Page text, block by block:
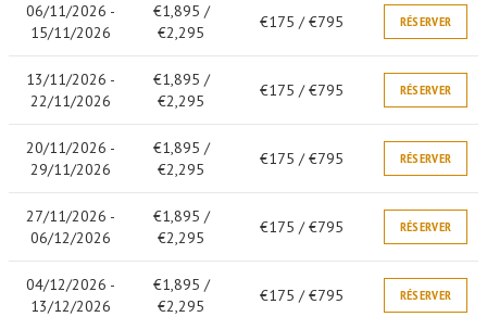
06/11/2026 -
15/11/2026
€1,895 /
€2,295
€175 / €795 RÉSERVER
13/11/2026 -
22/11/2026
€1,895 /
€2,295
€175 / €795 RÉSERVER
20/11/2026 -
29/11/2026
€1,895 /
€2,295
€175 / €795 RÉSERVER
27/11/2026 -
06/12/2026
€1,895 /
€2,295
€175 / €795 RÉSERVER
04/12/2026 -
13/12/2026
€1,895 /
€2,295
€175 / €795 RÉSERVER